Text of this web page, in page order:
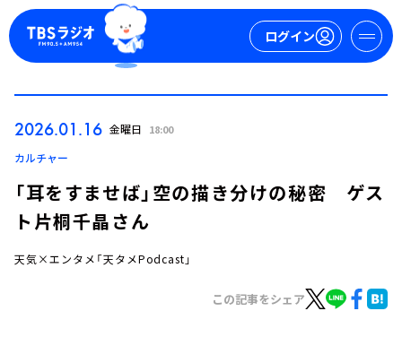
ログイン
2026.01.16 金曜日 18:00
カルチャー
「耳をすませば」空の描き分けの秘密 ゲス
ト片桐千晶さん
天気×エンタメ「天タメPodcast」
この記事をシェア